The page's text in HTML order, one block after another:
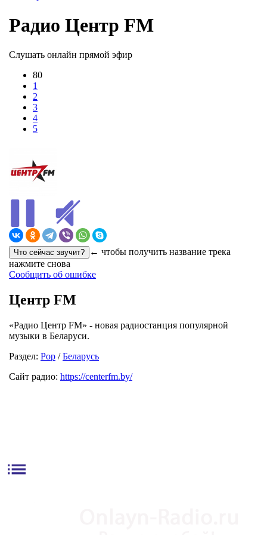
Радио Центр FM
Слушать онлайн прямой эфир
80
1
2
3
4
5
← чтобы получить название трека
нажмите снова
Сообщить об ошибке
Центр FM
«Радио Центр FM» - новая радиостанция популярной
музыки в Беларуси.
Раздел: Pop /Беларусь
Сайт радио: https://centerfm.by/
list